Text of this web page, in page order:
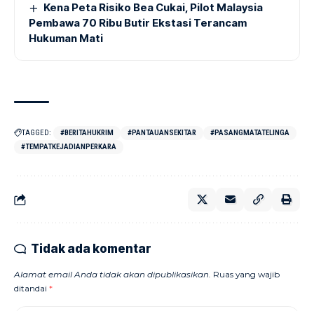
Kena Peta Risiko Bea Cukai, Pilot Malaysia
Pembawa 70 Ribu Butir Ekstasi Terancam
Hukuman Mati
TAGGED: #BERITAHUKRIM #PANTAUANSEKITAR
#PASANGMATATELINGA
#TEMPATKEJADIANPERKARA
Tidak ada komentar
Alamat email Anda tidak akan dipublikasikan. Ruas yang wajib
ditandai *